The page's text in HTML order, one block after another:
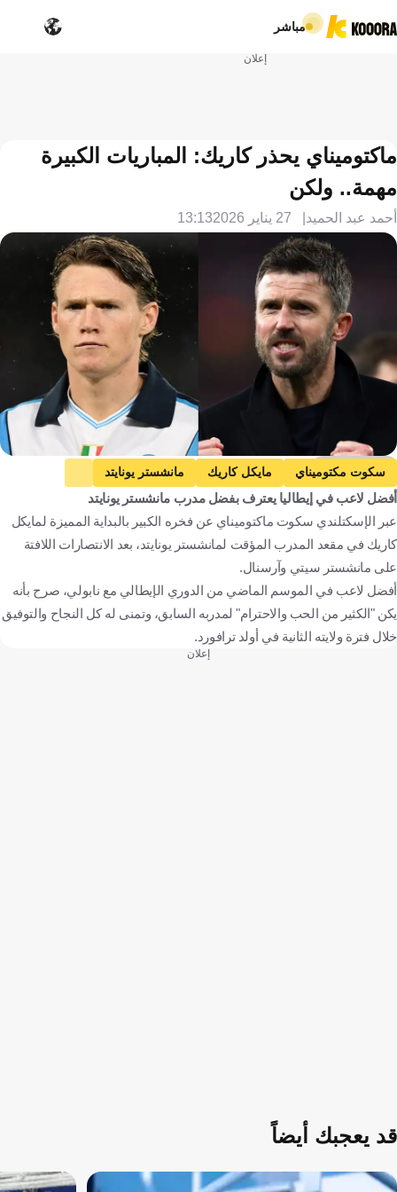
مباشر
إعلان
ماكتوميناي يحذر كاريك: المباريات الكبيرة
مهمة.. ولكن
أحمد عبد الحميد 27 يناير 2026 13:13
Getty Images
سكوت مكتوميناي مايكل كاريك
مانشستر يونايتد
نابولي
الدوري الإنجليزي الممتاز كرة قدم
أفضل لاعب في إيطاليا يعترف بفضل مدرب مانشستر يونايتد
عبر الإسكتلندي سكوت ماكتوميناي عن فخره الكبير بالبداية المميزة لمايكل
كاريك في مقعد المدرب المؤقت لمانشستر يونايتد، بعد الانتصارات اللافتة
على مانشستر سيتي وآرسنال.
أفضل لاعب في الموسم الماضي من الدوري الإيطالي مع نابولي، صرح بأنه
يكن "الكثير من الحب والاحترام" لمدربه السابق، وتمنى له كل النجاح والتوفيق
خلال فترة ولايته الثانية في أولد ترافورد.
إعلان
قد يعجبك أيضاً